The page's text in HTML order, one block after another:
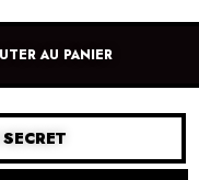
AU PANIER